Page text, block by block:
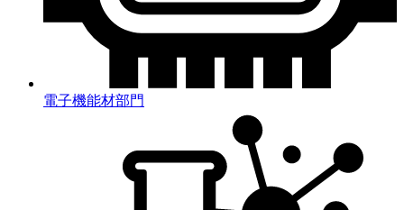
電子機能材部門